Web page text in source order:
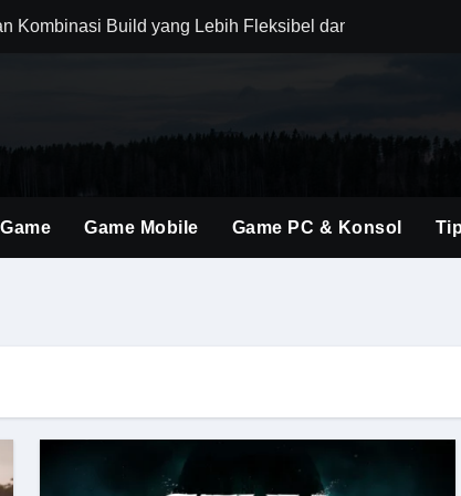
Kombinasi Build yang Lebih Fleksibel dan Powerful
Konten Baru dengan Dunia yang Semakin Luas
Game Konsol dengan Atmosfer Sinematik Tinggi
Terbaru untuk Mendominasi Setiap Pertandingan
Tahun Ini untuk Pemula hingga Pro Player
Game Mobile Game PC & Konsol